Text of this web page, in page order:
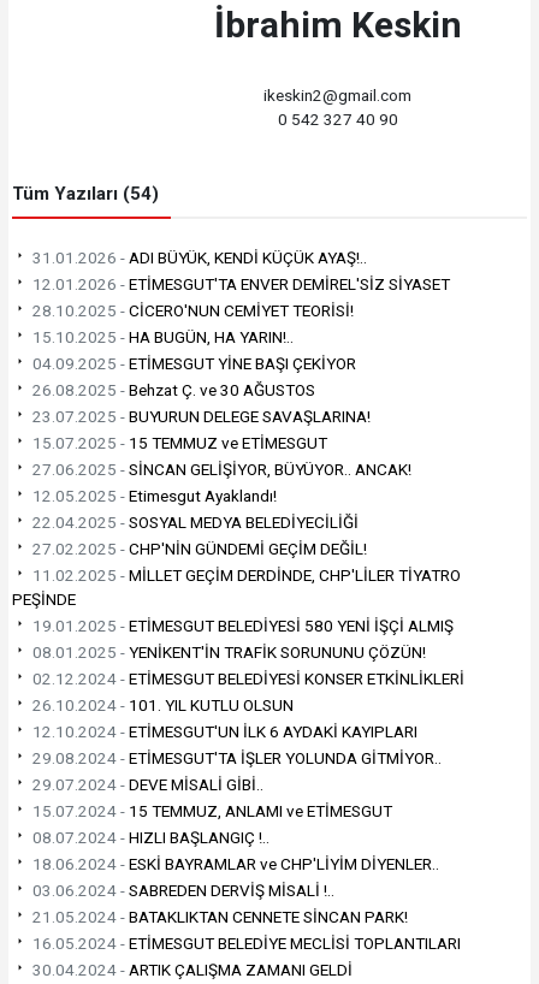
İbrahim Keskin
ikeskin2@gmail.com
0 542 327 40 90
Tüm Yazıları (54)
31.01.2026 - ADI BÜYÜK, KENDİ KÜÇÜK AYAŞ!..
12.01.2026 -ETİMESGUT'TA ENVER DEMİREL'SİZ SİYASET
28.10.2025 -CİCERO'NUN CEMİYET TEORİSİ!
15.10.2025 -HA BUGÜN, HA YARIN!..
04.09.2025 -ETİMESGUT YİNE BAŞI ÇEKİYOR
26.08.2025 -Behzat Ç. ve 30 AĞUSTOS
23.07.2025 -BUYURUN DELEGE SAVAŞLARINA!
15.07.2025 - 15 TEMMUZ ve ETİMESGUT
27.06.2025 -SİNCAN GELİŞİYOR, BÜYÜYOR.. ANCAK!
12.05.2025 -Etimesgut Ayaklandı!
22.04.2025 -SOSYAL MEDYA BELEDİYECİLİĞİ
27.02.2025 -CHP'NİN GÜNDEMİ GEÇİM DEĞİL!
11.02.2025 -MİLLET GEÇİM DERDİNDE, CHP'LİLER TİYATRO
PEŞİNDE
19.01.2025 -ETİMESGUT BELEDİYESİ 580 YENİ İŞÇİ ALMIŞ
08.01.2025 -YENİKENT'İN TRAFİK SORUNUNU ÇÖZÜN!
02.12.2024 -ETİMESGUT BELEDİYESİ KONSER ETKİNLİKLERİ
26.10.2024 - 101. YIL KUTLU OLSUN
12.10.2024 -ETİMESGUT'UN İLK 6 AYDAKİ KAYIPLARI
29.08.2024 -ETİMESGUT'TA İŞLER YOLUNDA GİTMİYOR..
29.07.2024 -DEVE MİSALİ GİBİ..
15.07.2024 - 15 TEMMUZ, ANLAMI ve ETİMESGUT
08.07.2024 -HIZLI BAŞLANGIÇ !..
18.06.2024 -ESKİ BAYRAMLAR ve CHP'LİYİM DİYENLER..
03.06.2024 -SABREDEN DERVİŞ MİSALİ !..
21.05.2024 -BATAKLIKTAN CENNETE SİNCAN PARK!
16.05.2024 -ETİMESGUT BELEDİYE MECLİSİ TOPLANTILARI
30.04.2024 - ARTIK ÇALIŞMA ZAMANI GELDİ